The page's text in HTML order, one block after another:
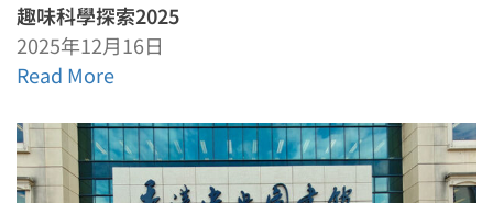
趣味科學探索2025
2025年12月16日
Read More